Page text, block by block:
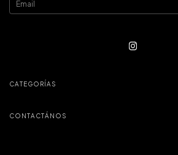
CATEGORÍAS
CONTACTÁNOS